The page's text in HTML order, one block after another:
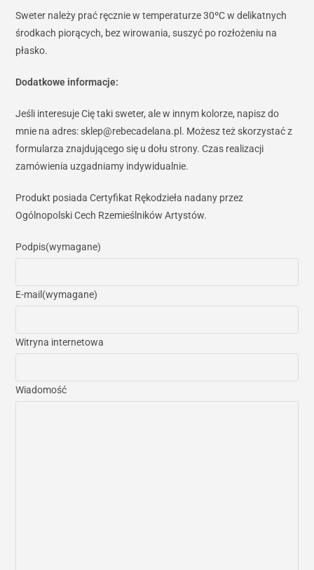
Sweter należy prać ręcznie w temperaturze 30ºC w delikatnych
środkach piorących, bez wirowania, suszyć po rozłożeniu na
płasko.
Dodatkowe informacje:
Jeśli interesuje Cię taki sweter, ale w innym kolorze, napisz do
mnie na adres: sklep@rebecadelana.pl. Możesz też skorzystać z
formularza znajdującego się u dołu strony. Czas realizacji
zamówienia uzgadniamy indywidualnie.
Produkt posiada Certyfikat Rękodzieła nadany przez
Ogólnopolski Cech Rzemieślników Artystów.
Podpis(wymagane)
E-mail (wymagane)
Witryna internetowa
Wiadomość